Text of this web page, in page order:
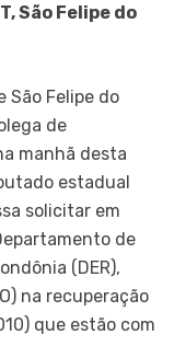
São Felipe do
São Felipe do
de
manhã desta
estadual
solicitar em
de
(DER),
na recuperação
que estão com